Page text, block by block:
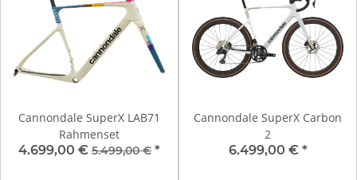
Cannondale SuperX LAB71
Rahmenset
4.699,00 € 5.499,00 € *
Cannondale SuperX Carbon
2
6.499,00 € *